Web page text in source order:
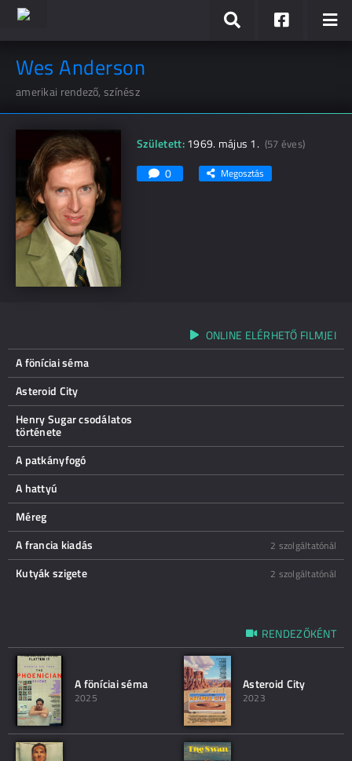
Wes Anderson
amerikai rendező, színész
Született:1969. május 1. (57 éves)
0 Megosztás
ONLINE ELÉRHETŐ FILMJEI
A föníciai séma
Asteroid City
Henry Sugar csodálatos
története
A patkányfogó
A hattyú
Méreg
A francia kiadás
2 szolgáltatónál
Kutyák szigete 2 szolgáltatónál
RENDEZŐKÉNT
A föníciai séma
2025
Asteroid City
2023